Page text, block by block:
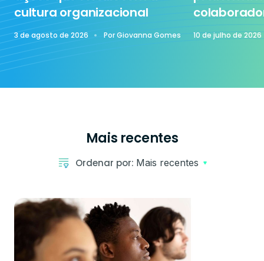
cultura organizacional
3 de agosto de 2026 PorGiovanna Gomes 10 de julho de 2026
Mais recentes
Ordenar por: Mais recentes